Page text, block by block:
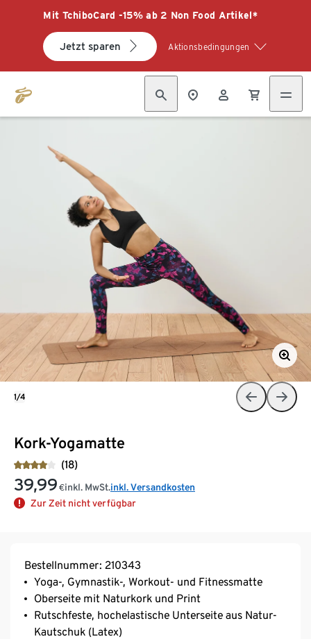
Mit TchiboCard -15% ab 2 Non Food Artikel*
Jetzt sparen Aktionsbedingungen
Kork-Yogamatte
(18)
39,99 €inkl. MwSt.inkl. Versandkosten
Zur Zeit nicht verfügbar
1/4
Bestellnummer: 210343
Yoga-, Gymnastik-, Workout- und Fitnessmatte
Oberseite mit Naturkork und Print
Rutschfeste, hochelastische Unterseite aus Natur-
Kautschuk (Latex)